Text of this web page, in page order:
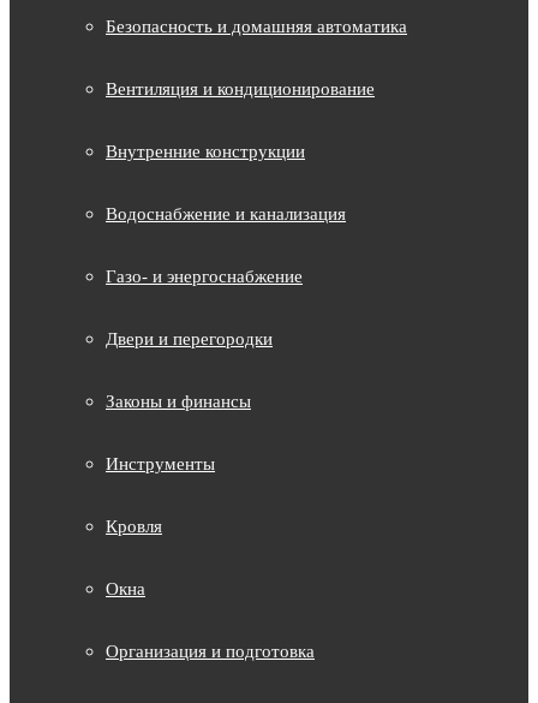
Безопасность и домашняя автоматика
Вентиляция и кондиционирование
Внутренние конструкции
Водоснабжение и канализация
Газо- и энергоснабжение
Двери и перегородки
Законы и финансы
Инструменты
Кровля
Окна
Организация и подготовка